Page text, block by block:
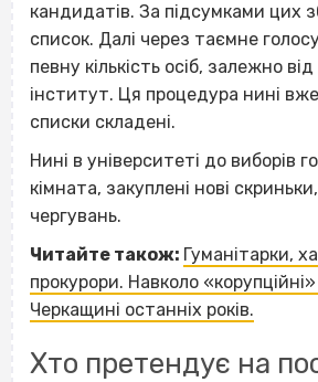
кандидатів. За підсумками цих
список. Далі через таємне
певну кількість осіб, залежно
інститут. Ця процедура нині
списки складені.
Нині в університеті до виборів
кімната, закуплені нові
чергувань.
Читайте також: Гуманітарки,
прокурори. Навколо
Черкащині останніх років.
Хто претендує на